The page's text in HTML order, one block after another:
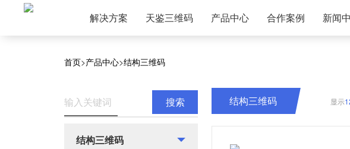
解决方案
精准营销一站式服务
>
智慧总裁看板
>
天鉴三维码 产品中心
烫金标签
>
刮刮银防伪标签
合作案例 新闻
首页>产品中心>结构三维码
结构三维码
结构三维码 显示